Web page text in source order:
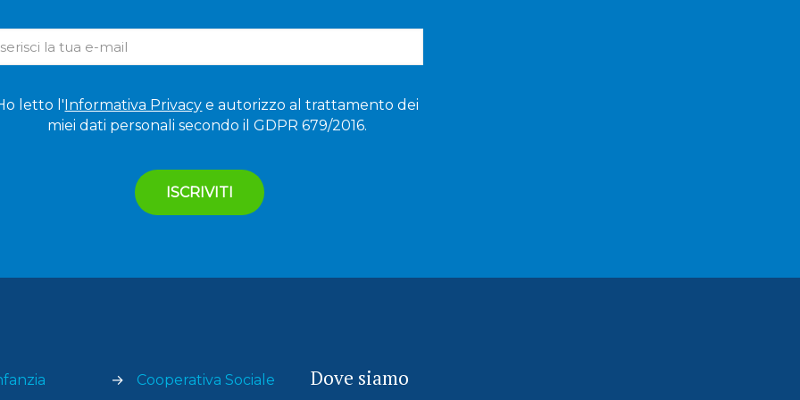
letto l'Informativa Privacy e autorizzo al trattamento dei
miei dati personali secondo il GDPR 679/2016.
→
Cooperativa Sociale
Dove siamo